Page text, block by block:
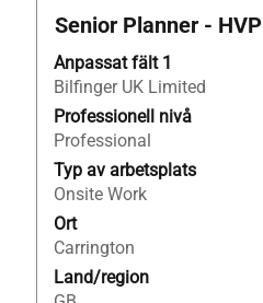
Titel
Senior Planner - HVP
Anpassat fält 1
Bilfinger UK Limited
Professionell nivå
Professional
Typ av arbetsplats
Onsite Work
Ort
Carrington
Land/region
Klicka
blankstegstangenten
för
att
visa
allt
innehåll
i
jobbeskrivningen.